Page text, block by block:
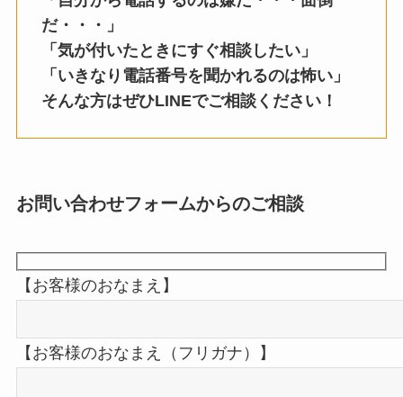
だ・・・」
「気が付いたときにすぐ相談したい」
「いきなり電話番号を聞かれるのは怖い」
そんな方はぜひLINEでご相談ください！
お問い合わせフォームからのご相談
【お客様のおなまえ】
【お客様のおなまえ（フリガナ）】